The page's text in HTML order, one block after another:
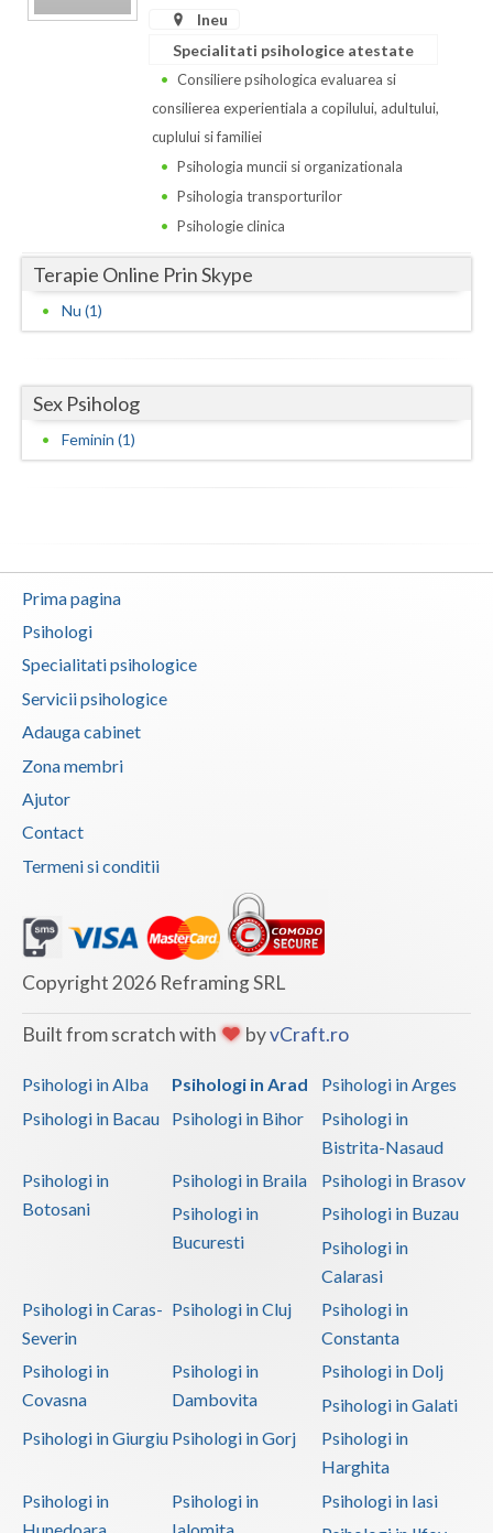
Dambovita
Hunedoara
Ialomita
Ilfov
Olt
Prahova
Satu-Mare
Sibiu
Timis
Tulcea
Valcea
Vrancea
Ineu
Specialitati psihologice atestate
Consiliere psihologica evaluarea si
consilierea experientiala a copilului, adultului,
cuplului si familiei
Psihologia muncii si organizationala
Psihologia transporturilor
Psihologie clinica
Terapie Online Prin Skype
Nu (1)
Sex Psiholog
Feminin (1)
Prima pagina
Psihologi
Specialitati psihologice
Servicii psihologice
Adauga cabinet
Zona membri
Ajutor
Contact
Termeni si conditii
Copyright 2026 Reframing SRL
Built from scratch with byvCraft.ro
Psihologi in Alba Psihologi in Arad
Psihologi in Arges
Psihologi in Bacau
Psihologi in Bihor
Psihologi in
Bistrita-Nasaud
Psihologi in
Botosani
Psihologi in Braila
Psihologi in Brasov
Psihologi in
Bucuresti
Psihologi in Buzau
Psihologi in
Calarasi
Psihologi in Caras-
Severin
Psihologi in Cluj
Psihologi in
Constanta
Psihologi in
Covasna
Psihologi in
Dambovita
Psihologi in Dolj
Psihologi in Galati
Psihologi in Giurgiu Psihologi in Gorj
Psihologi in
Harghita
Psihologi in
Hunedoara
Psihologi in
Ialomita
Psihologi in Iasi